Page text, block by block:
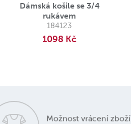
Dámská košile se 3/4
rukávem
184123
1098 Kč
Možnost vrácení zboží